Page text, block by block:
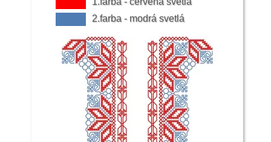
2.farba - modrá svetlá